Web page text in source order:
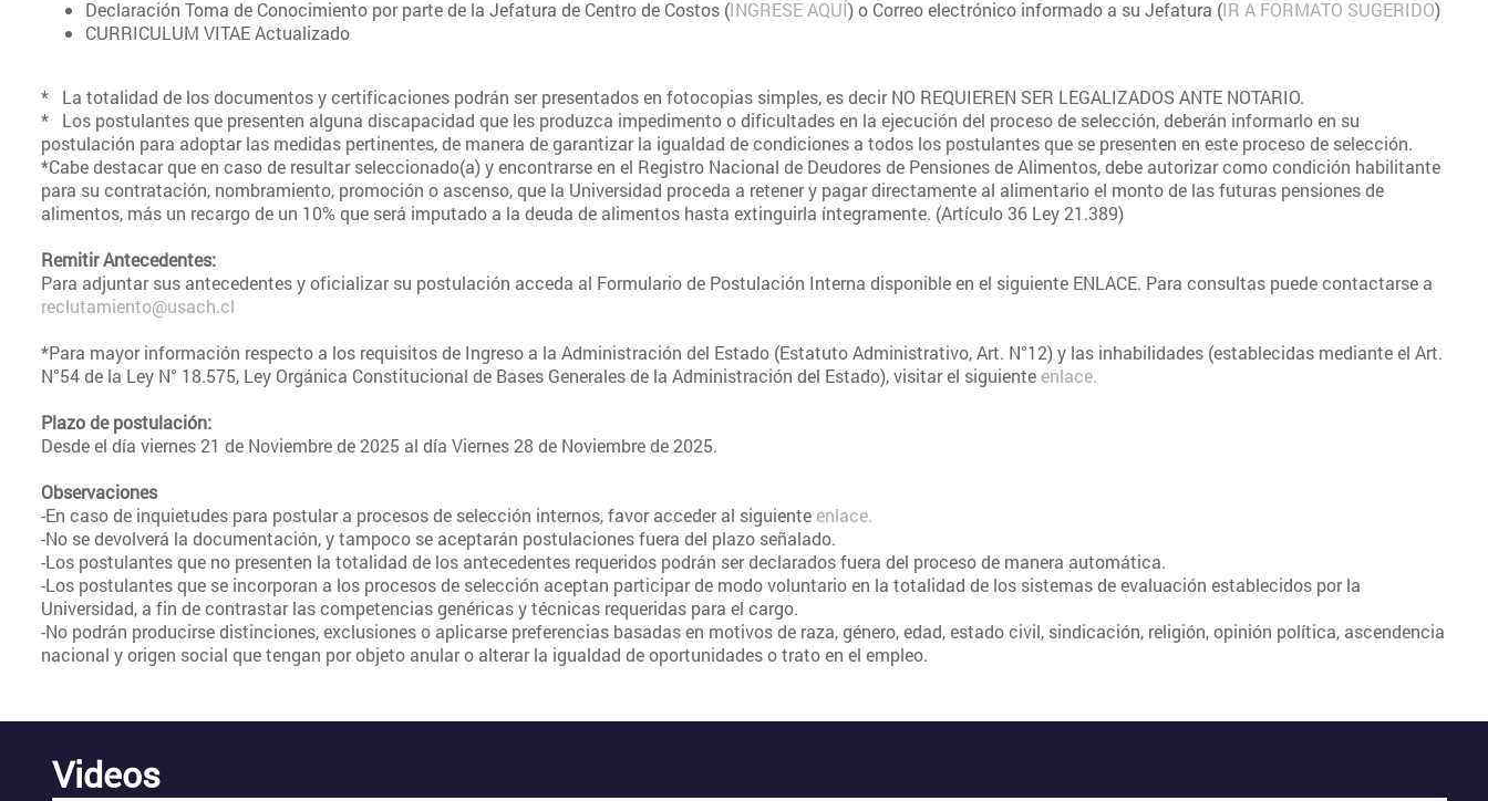
Declaración Toma de Conocimiento por parte de la Jefatura de Centro de Costos (INGRESE AQUÍ) o Correo electrónico informado a su Jefatura (IR A FORMATO SUGERIDO)
CURRICULUM VITAE Actualizado
* La totalidad de los documentos y certificaciones podrán ser presentados en fotocopias simples, es decir NO REQUIEREN SER LEGALIZADOS ANTE NOTARIO.
* Los postulantes que presenten alguna discapacidad que les produzca impedimento o dificultades en la ejecución del proceso de selección, deberán informarlo en su
postulación para adoptar las medidas pertinentes, de manera de garantizar la igualdad de condiciones a todos los postulantes que se presenten en este proceso de selección.
*Cabe destacar que en caso de resultar seleccionado(a) y encontrarse en el Registro Nacional de Deudores de Pensiones de Alimentos, debe autorizar como condición habilitante
para su contratación, nombramiento, promoción o ascenso, que la Universidad proceda a retener y pagar directamente al alimentario el monto de las futuras pensiones de
alimentos, más un recargo de un 10% que será imputado a la deuda de alimentos hasta extinguirla íntegramente. (Artículo 36 Ley 21.389)
Remitir Antecedentes:
Para adjuntar sus antecedentes y oficializar su postulación acceda al Formulario de Postulación Interna disponible en el siguiente ENLACE. Para consultas puede contactarse a
reclutamiento@usach.cl
*Para mayor información respecto a los requisitos de Ingreso a la Administración del Estado (Estatuto Administrativo, Art. N°12) y las inhabilidades (establecidas mediante el Art.
N°54 de la Ley N° 18.575, Ley Orgánica Constitucional de Bases Generales de la Administración del Estado), visitar el siguiente enlace.
Plazo de postulación:
Desde el día viernes 21 de Noviembre de 2025 al día Viernes 28 de Noviembre de 2025.
Observaciones
-En caso de inquietudes para postular a procesos de selección internos, favor acceder al siguiente enlace.
-No se devolverá la documentación, y tampoco se aceptarán postulaciones fuera del plazo señalado.
-Los postulantes que no presenten la totalidad de los antecedentes requeridos podrán ser declarados fuera del proceso de manera automática.
-Los postulantes que se incorporan a los procesos de selección aceptan participar de modo voluntario en la totalidad de los sistemas de evaluación establecidos por la
Universidad, a fin de contrastar las competencias genéricas y técnicas requeridas para el cargo.
-No podrán producirse distinciones, exclusiones o aplicarse preferencias basadas en motivos de raza, género, edad, estado civil, sindicación, religión, opinión política, ascendencia
nacional y origen social que tengan por objeto anular o alterar la igualdad de oportunidades o trato en el empleo.
Videos